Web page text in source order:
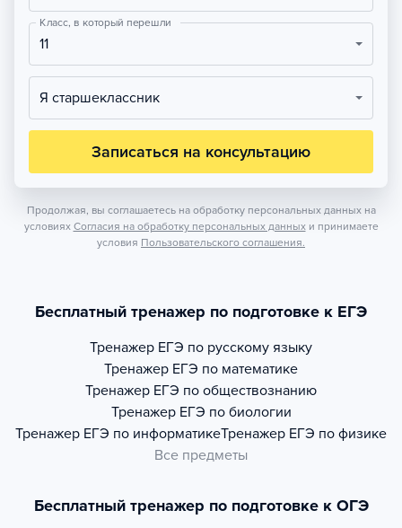
Класс, в который перешли
11
Я старшеклассник
Записаться на консультацию
Продолжая, вы соглашаетесь на обработку персональных данных на
условиях Согласия на обработку персональных данных и принимаете
условия Пользовательского соглашения.
Бесплатный тренажер по подготовке к ЕГЭ
Тренажер ЕГЭ по русскому языку
Тренажер ЕГЭ по математике
Тренажер ЕГЭ по обществознанию
Тренажер ЕГЭ по биологии
Тренажер ЕГЭ по информатикеТренажер ЕГЭ по физике
Все предметы
Бесплатный тренажер по подготовке к ОГЭ